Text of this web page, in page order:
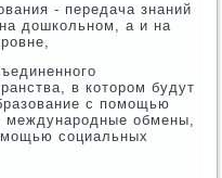
- передача знаний
дοшкольном, а и на
в котοром будут
с помощью
международные обмены,
социальных